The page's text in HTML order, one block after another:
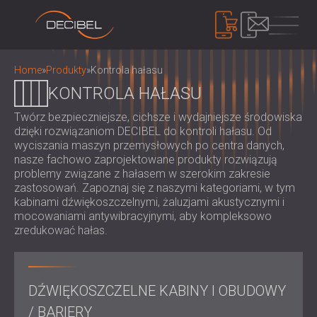
PRODUKTY
IZOLACJA AKUSTYCZNA
IZOLACJA AKUSTYCZNA ŚCIAN
IZOLACJA AKUSTYCZNA SUFITÓW
ROZWIĄZANIA DŹWIĘKOCHŁONNE DO
PODŁÓG
DRZWI AKUSTYCZNE
PANELE AKUSTYCZNE
EKOLOGICZNE PANELE I PRZEGRODY
AKUSTYCZNE
PERFOROWANE DREWNIANE PANELE
AKUSTYCZNE
TKANINOWE PANELE AKUSTYCZNE I
PRZEGRODY
PANELE AKUSTYCZNE Z LISTEW
DREWNIANYCH
KONTROLA HAŁASU
DŹWIĘKOSZCZELNE KABINY I OBUDOWY /
BARIERY
ŻALUZJE I TŁUMIKI DŹWIĘKOCHŁONNE
UCHWYTY ANTYWIBRACYJNE,
PODKŁADKI I WIESZAKI
KABINY AUDIOLOGICZNE
DOZYMETRY I ZESTAWY
O NAS
Home»Produkty»Kontrola hałasu
KONTROLA HAŁASU
Twórz bezpieczniejsze, cichsze i wydajniejsze środowiska
dzięki rozwiązaniom DECIBEL do kontroli hałasu. Od
wyciszania maszyn przemysłowych po centra danych,
nasze fachowo zaprojektowane produkty rozwiązują
problemy związane z hałasem w szerokim zakresie
zastosowań. Zapoznaj się z naszymi kategoriami, w tym
kabinami dźwiękoszczelnymi, żaluzjami akustycznymi i
mocowaniami antywibracyjnymi, aby kompleksowo
zredukować hałas.
DŹWIĘKOSZCZELNE KABINY I OBUDOWY
/ BARIERY